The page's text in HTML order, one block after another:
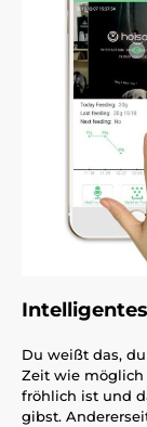
Du weißt das,
Zeit wie
fröhlich ist und
gibst.